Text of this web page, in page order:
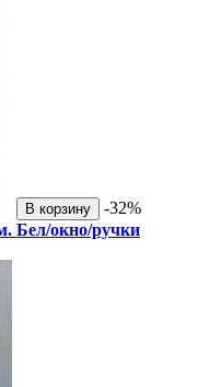
В корзину
-32%
Бел/окно/ручки